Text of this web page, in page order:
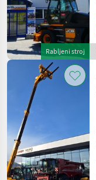
Rabljeni stroj